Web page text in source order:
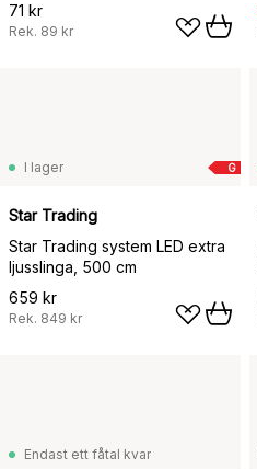
71 kr
Rek. 89 kr
G
I lager
Star Trading
Star Trading system LED extra
ljusslinga, 500 cm
659 kr
Rek. 849 kr
Endast ett fåtal kvar